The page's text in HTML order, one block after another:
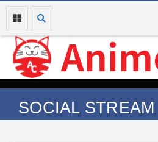
SOCIAL STREAM